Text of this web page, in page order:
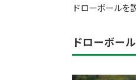
ドローボールを
ドローボー